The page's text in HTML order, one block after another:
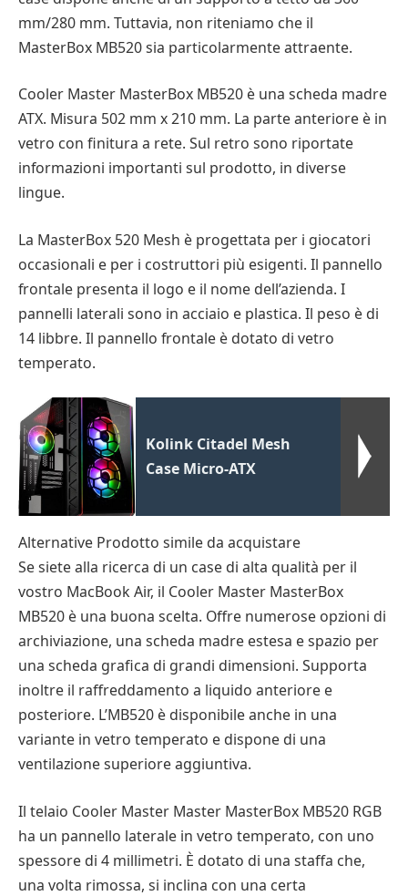
mm/280 mm. Tuttavia, non riteniamo che il
MasterBox MB520 sia particolarmente attraente.
Cooler Master MasterBox MB520 è una scheda madre
ATX. Misura 502 mm x 210 mm. La parte anteriore è in
vetro con finitura a rete. Sul retro sono riportate
informazioni importanti sul prodotto, in diverse
lingue.
La MasterBox 520 Mesh è progettata per i giocatori
occasionali e per i costruttori più esigenti. Il pannello
frontale presenta il logo e il nome dell’azienda. I
pannelli laterali sono in acciaio e plastica. Il peso è di
14 libbre. Il pannello frontale è dotato di vetro
temperato.
Kolink Citadel Mesh
Case Micro-ATX
Alternative Prodotto simile da acquistare
Se siete alla ricerca di un case di alta qualità per il
vostro MacBook Air, il Cooler Master MasterBox
MB520 è una buona scelta. Offre numerose opzioni di
archiviazione, una scheda madre estesa e spazio per
una scheda grafica di grandi dimensioni. Supporta
inoltre il raffreddamento a liquido anteriore e
posteriore. L’MB520 è disponibile anche in una
variante in vetro temperato e dispone di una
ventilazione superiore aggiuntiva.
Il telaio Cooler Master Master MasterBox MB520 RGB
ha un pannello laterale in vetro temperato, con uno
spessore di 4 millimetri. È dotato di una staffa che,
una volta rimossa, si inclina con una certa